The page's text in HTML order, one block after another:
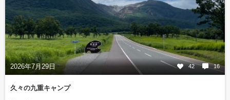
2026年7月29日 42 16
久々の九重キャンプ